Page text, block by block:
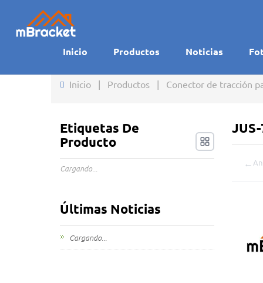
Inicio Productos Noticias
Inicio | Productos | Conector de tracción
←
Etiquetas De
Producto
Cargando...
Últimas Noticias
Cargando...